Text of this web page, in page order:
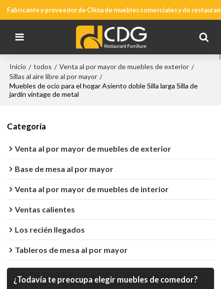
Fabricante y proveedor de China de muebles comerciales y de
Inicio / todos / Venta al por mayor de muebles de exterior /
Sillas al aire libre al por mayor /
Muebles de ocio para el hogar Asiento doble Silla larga Silla de
jardín vintage de metal
Categoría
Venta al por mayor de muebles de exterior
Base de mesa al por mayor
Venta al por mayor de muebles de interior
Ventas calientes
Los recién llegados
Tableros de mesa al por mayor
¿Todavía te preocupa elegir muebles de comedor?